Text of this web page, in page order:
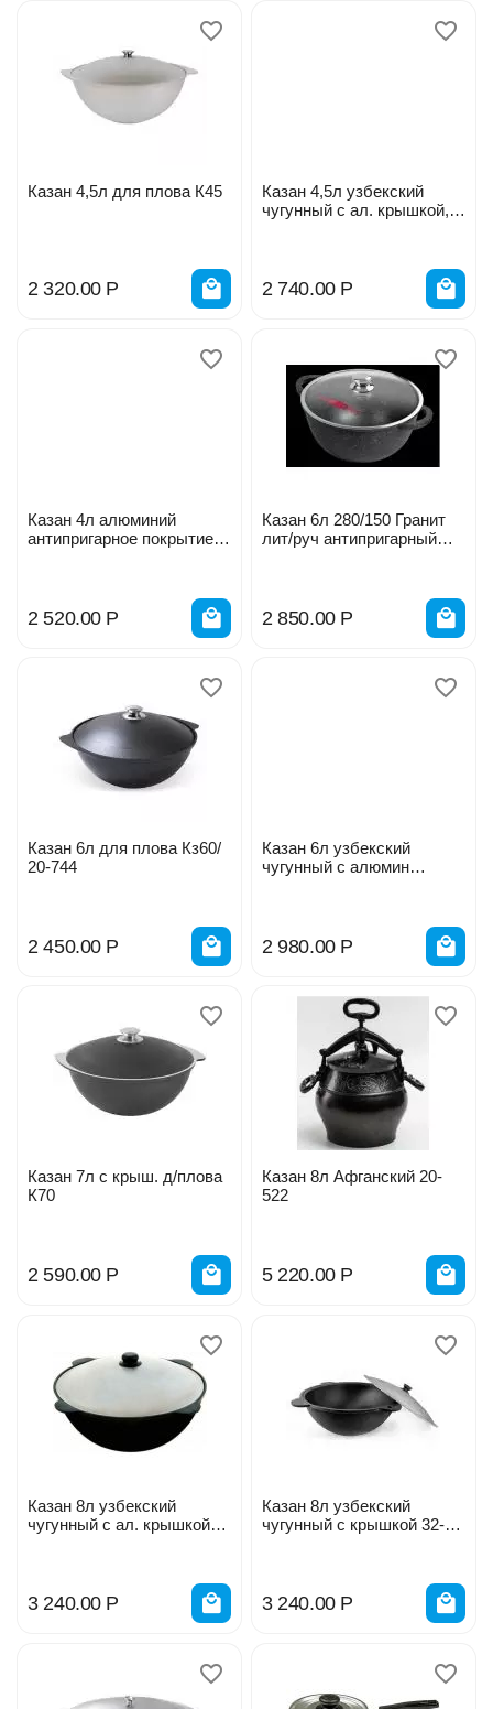
Казан 4,5л для плова К45
2 320.00 Р
Казан 4,5л узбекский
чугунный с ал. крышкой,
2 740.00 Р
Казан 4л алюминий
антипригарное покрытие
2 520.00 Р
Казан 6л 280/150 Гранит
лит/руч антипригарный
2 850.00 Р
Казан 6л для плова Кз60/
20-744
2 450.00 Р
Казан 6л узбекский
чугунный с алюмин
2 980.00 Р
Казан 7л с крыш. д/плова
К70
2 590.00 Р
Казан 8л Афганский 20-
522
5 220.00 Р
Казан 8л узбекский
чугунный с ал. крышкой
3 240.00 Р
Казан 8л узбекский
чугунный с крышкой 32-
3 240.00 Р